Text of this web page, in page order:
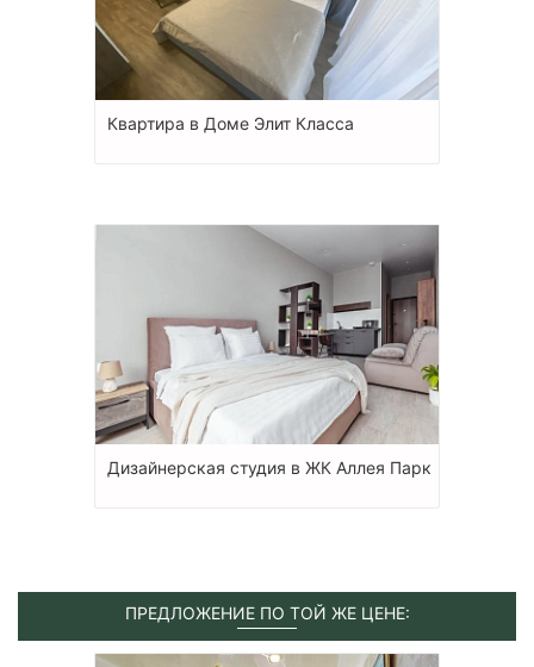
Квартира в Доме Элит Класса
Дизайнерская студия в ЖК Аллея Парк
ПРЕДЛОЖЕНИЕ ПО ТОЙ ЖЕ ЦЕНЕ: